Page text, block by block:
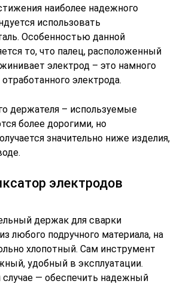
наиболее надежного
использовать
Особенностью данной
то, что палец, расположенный
электрод – это намного
электрода.
держателя – используемые
более дорогими, но
значительно ниже изделия,
электродов
держак для сварки
любого подручного материала, на
хлопотный. Сам инструмент
удобный в эксплуатации.
случае — обеспечить надежный